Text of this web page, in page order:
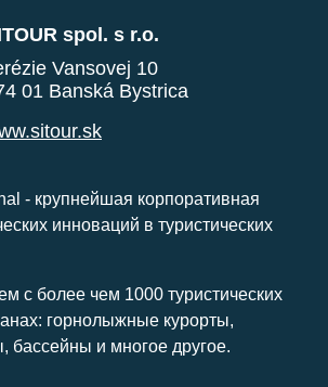
spol. s r.o.
Vansovej 10
01 Banská Bystrica
- крупнейшая корпоративная
инноваций в туристических
с более чем 1000 туристических
горнолыжные курорты,
бассейны и многое другое.